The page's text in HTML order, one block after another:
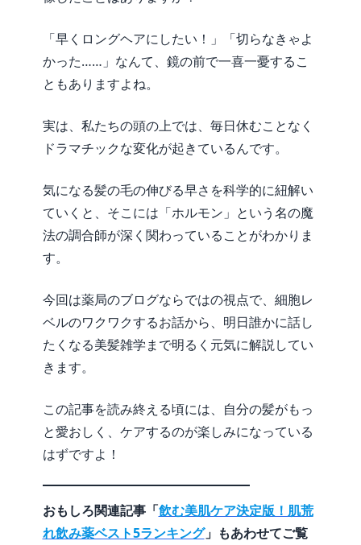
「早くロングヘアにしたい！」「切らなきゃよ
かった……」なんて、鏡の前で一喜一憂するこ
ともありますよね。
実は、私たちの頭の上では、毎日休むことなく
ドラマチックな変化が起きているんです。
気になる髪の毛の伸びる早さを科学的に紐解い
ていくと、そこには「ホルモン」という名の魔
法の調合師が深く関わっていることがわかりま
す。
今回は薬局のブログならではの視点で、細胞レ
ベルのワクワクするお話から、明日誰かに話し
たくなる美髪雑学まで明るく元気に解説してい
きます。
この記事を読み終える頃には、自分の髪がもっ
と愛おしく、ケアするのが楽しみになっている
はずですよ！
おもしろ関連記事「飲む美肌ケア決定版！肌荒
れ飲み薬ベスト5ランキング」もあわせてご覧